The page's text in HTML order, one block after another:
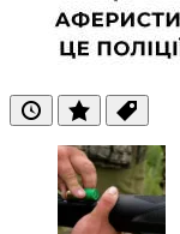
ОстанніПопулярні
Теги